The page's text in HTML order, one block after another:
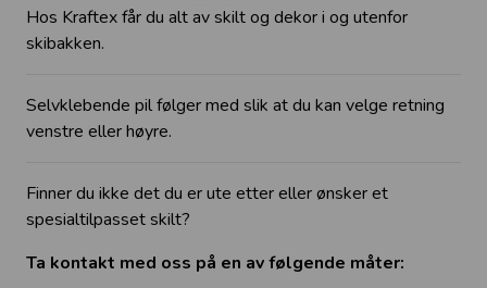
Hos Kraftex får du alt av skilt og dekor i og utenfor
skibakken.
Selvklebende pil følger med slik at du kan velge retning
venstre eller høyre.
Finner du ikke det du er ute etter eller ønsker et
spesialtilpasset skilt?
Ta kontakt med oss på en av følgende måter: